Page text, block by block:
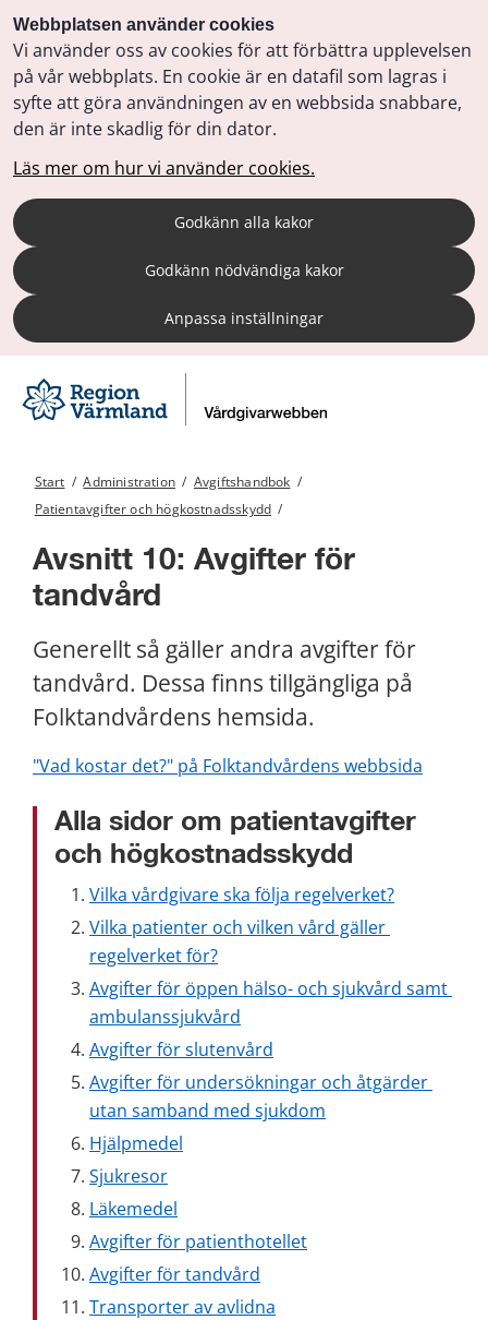
Webbplatsen använder cookies
Vi använder oss av cookies för att förbättra upplevelsen
på vår webbplats. En cookie är en datafil som lagras i
syfte att göra användningen av en webbsida snabbare,
den är inte skadlig för din dator.
Läs mer om hur vi använder cookies.
Godkänn alla kakor
Godkänn nödvändiga kakor
Anpassa inställningar
Start / Administration / Avgiftshandbok /
Patientavgifter och högkostnadsskydd /
Avsnitt 10: Avgifter för
tandvård
Generellt så gäller andra avgifter för
tandvård. Dessa finns tillgängliga på
Folktandvårdens hemsida.
"Vad kostar det?" på Folktandvårdens webbsida
Alla sidor om patientavgifter
och högkostnadsskydd
Vilka vårdgivare ska följa regelverket?
Vilka patienter och vilken vård gäller
regelverket för?
Avgifter för öppen hälso- och sjukvård samt
ambulanssjukvård
Avgifter för slutenvård
Avgifter för undersökningar och åtgärder
utan samband med sjukdom
Hjälpmedel
Sjukresor
Läkemedel
Avgifter för patienthotellet
Avgifter för tandvård
Transporter av avlidna